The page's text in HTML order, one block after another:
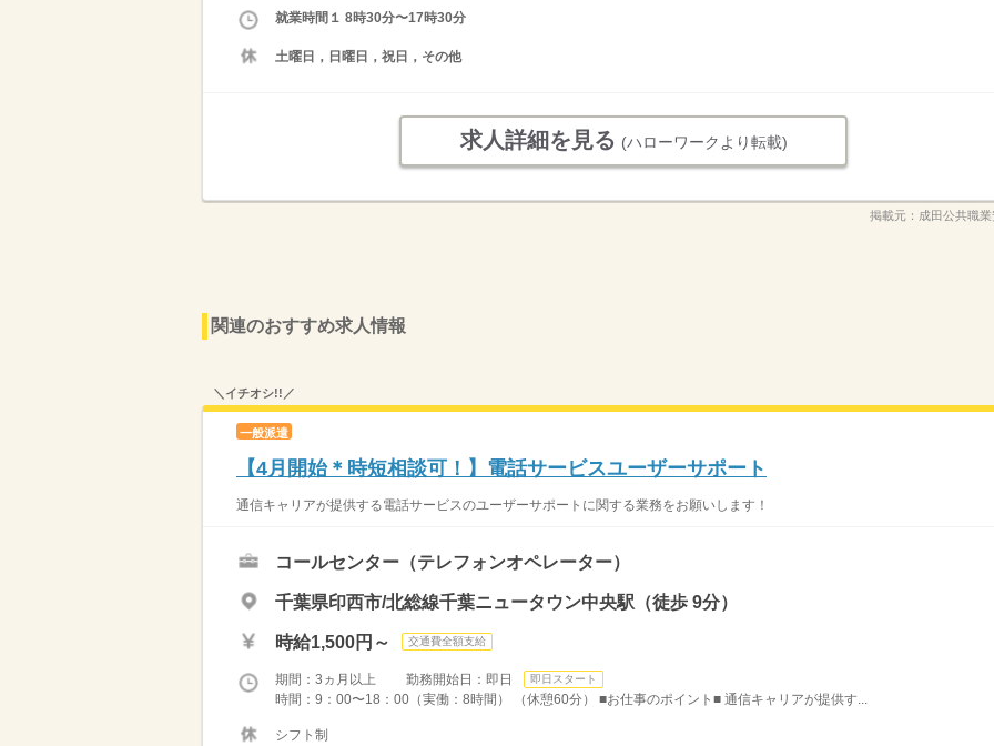
就業時間１ 8時30分〜17時30分
土曜日，日曜日，祝日，その他
求人詳細を見る (ハローワークより転載)
掲載元： 成田公共職
関連のおすすめ求人情報
＼イチオシ!!／
一般派遣
【4月開始＊時短相談可！】電話サービスユーザーサポート
通信キャリアが提供する電話サービスのユーザーサポートに関する業務をお願いします！
コールセンター（テレフォンオペレーター）
千葉県印西市/北総線千葉ニュータウン中央駅（徒歩 9分）
時給1,500円～ 交通費全額支給
期間：3ヵ月以上 勤務開始日：即日 即日スタート
時間：9：00〜18：00（実働：8時間） （休憩60分） ■お仕事のポイント■ 通信キャリアが提供す...
シフト制